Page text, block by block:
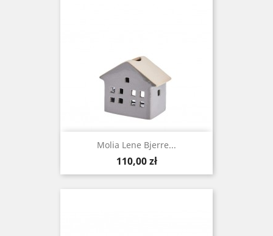
Molia Lene Bjerre...
Cena
110,00 zł